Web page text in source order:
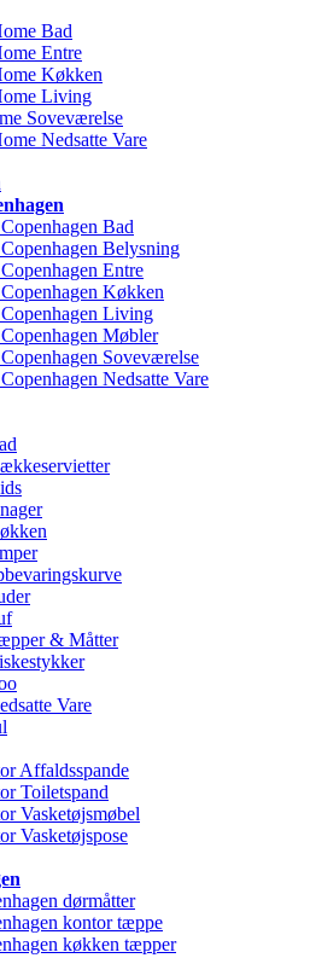
Bad
Entre
Køkken
Living
Soveværelse
Nedsatte Vare
Bad
Belysning
Entre
Køkken
Living
Møbler
Soveværelse
Nedsatte Vare
& Måtter
Vare
Affaldsspande
Toiletspand
Vasketøjsmøbel
Vasketøjspose
dørmåtter
kontor tæppe
køkken tæpper